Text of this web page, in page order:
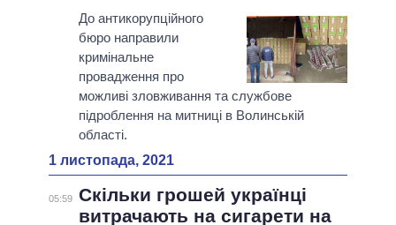
До антикорупційного
бюро направили
кримінальне
провадження про
можливі зловживання та службове
підроблення на митниці в Волинській
області.
1 листопада, 2021
05:59 Скільки грошей українці
витрачають на сигарети на